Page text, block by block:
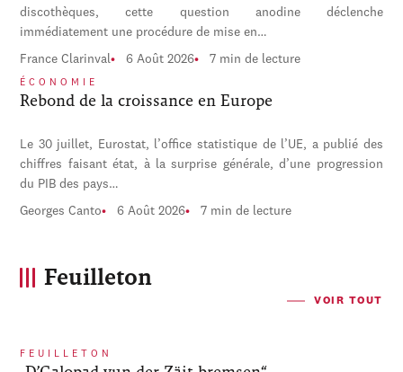
discothèques, cette question anodine déclenche
immédiatement une procédure de mise en…
France Clarinval 6 Août 2026 7 min de lecture
ÉCONOMIE
Rebond de la croissance en Europe
Le 30 juillet, Eurostat, l’office statistique de l’UE, a publié des
chiffres faisant état, à la surprise générale, d’une progression
du PIB des pays…
Georges Canto 6 Août 2026 7 min de lecture
Feuilleton
VOIR TOUT
FEUILLETON